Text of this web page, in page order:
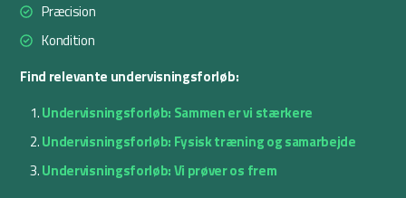
Præcision
Kondition
Find relevante undervisningsforløb:
Undervisningsforløb: Sammen er vi stærkere
Undervisningsforløb: Fysisk træning og samarbejde
Undervisningsforløb: Vi prøver os frem